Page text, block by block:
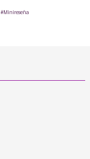
#Minireseña